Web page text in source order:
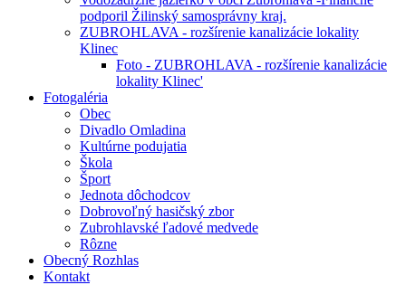
podporil Žilinský samosprávny kraj.
ZUBROHLAVA - rozšírenie kanalizácie lokality
Klinec
Foto - ZUBROHLAVA - rozšírenie kanalizácie
lokality Klinec'
Fotogaléria
Obec
Divadlo Omladina
Kultúrne podujatia
Škola
Šport
Jednota dôchodcov
Dobrovoľný hasičský zbor
Zubrohlavské ľadové medvede
Rôzne
Obecný Rozhlas
Kontakt